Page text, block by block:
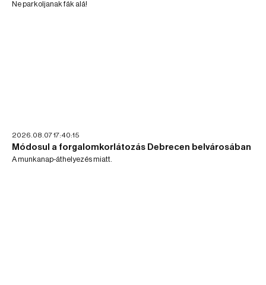
Ne parkoljanak fák alá!
2026.08.07 17:40:15
Módosul a forgalomkorlátozás Debrecen belvárosában
A munkanap-áthelyezés miatt.